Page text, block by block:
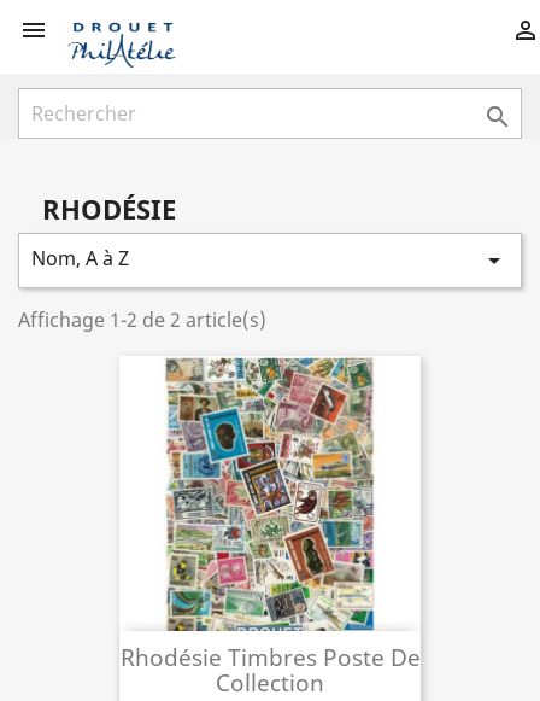
 

RHODÉSIE
Nom, A à Z 
Affichage 1-2 de 2 article(s)
Rhodésie Timbres Poste De
Collection